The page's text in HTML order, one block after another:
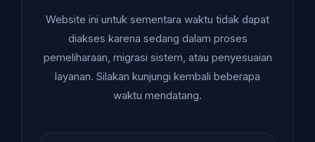
Website ini untuk sementara waktu tidak dapat
diakses karena sedang dalam proses
pemeliharaan, migrasi sistem, atau penyesuaian
layanan. Silakan kunjungi kembali beberapa
waktu mendatang.